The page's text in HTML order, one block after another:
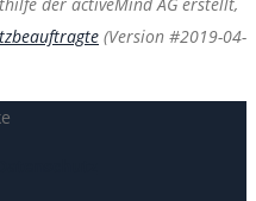
(Version #2019-04-